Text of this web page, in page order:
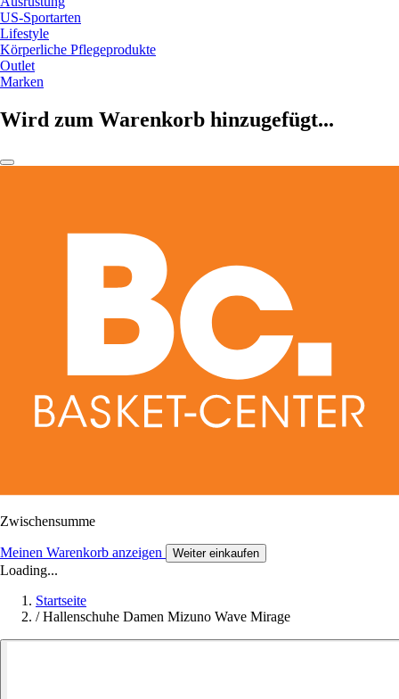
US-Sportarten
Lifestyle
Körperliche Pflegeprodukte
Outlet
Marken
Wird zum Warenkorb hinzugefügt...
Zwischensumme
Meinen Warenkorb anzeigen Weiter einkaufen
Loading...
Startseite
/ Hallenschuhe Damen Mizuno Wave Mirage